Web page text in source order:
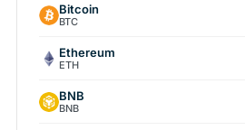
Bitcoin
BTC
Ethereum
ETH
BNB
BNB